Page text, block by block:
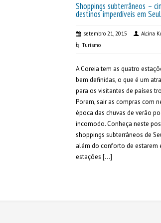
Shoppings subterrâneos –
destinos imperdíveis em Seul
setembro 21, 2015
Alcina
Turismo
A Coreia tem as quatro
bem definidas, o que é um
para os visitantes de países
Porem, sair as compras com
época das chuvas de verão
incomodo. Conheça neste
shoppings subterrâneos de
além do conforto de estarem
estações […]